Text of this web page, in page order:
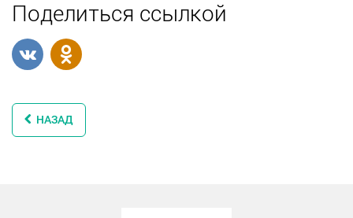
Поделиться ссылкой
НАЗАД